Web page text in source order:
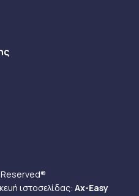
ιστοσελίδας: Ax-Easy